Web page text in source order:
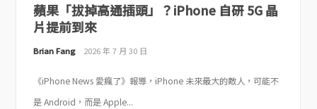
蘋果「拔掉高通插頭」？iPhone 自研 5G 晶
片提前到來
Brian Fang 2026 年 7 月 30 日
《iPhone News 愛瘋了》報導，iPhone 未來最大的敵人，可能不
是 Android，而是 Apple...